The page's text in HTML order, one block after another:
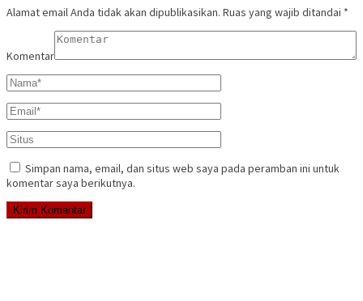
Alamat email Anda tidak akan dipublikasikan. Ruas yang wajib ditandai *
Komentar
Simpan nama, email, dan situs web saya pada peramban ini untuk
komentar saya berikutnya.